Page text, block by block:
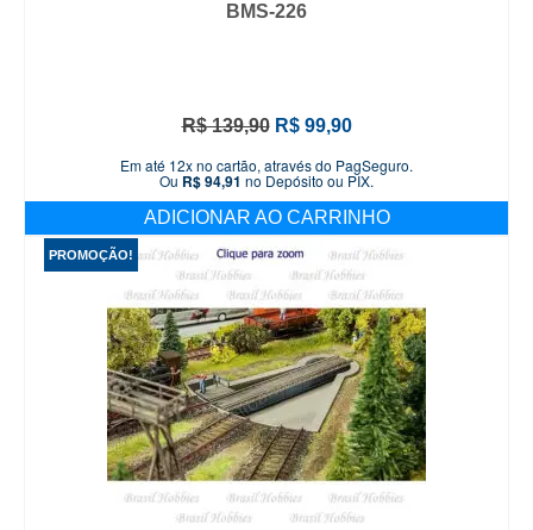
BMS-226
R$139,90 O
original
era:
R$ 139,90.
R$99,90O
atual
R$ 99,90.
Em até 12x no cartão, através do PagSeguro.
Ou R$94,91 no Depósito ou PIX.
ADICIONAR AO CARRINHO
PROMOÇÃO!